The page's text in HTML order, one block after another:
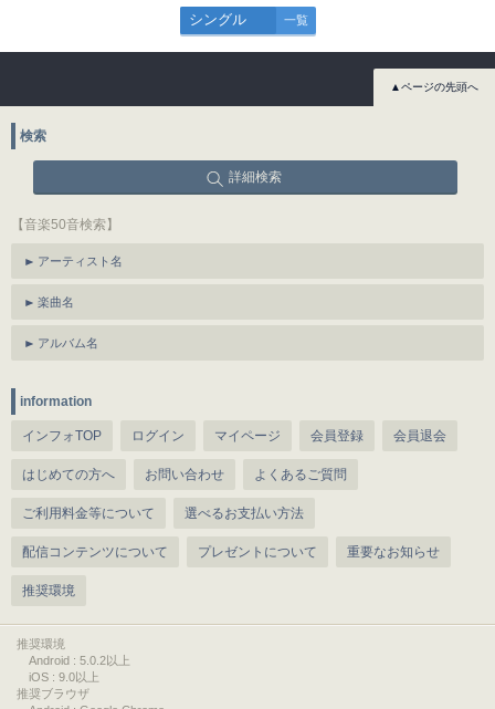
シングル 一覧
▲ページの先頭へ
検索
詳細検索
【音楽50音検索】
アーティスト名
楽曲名
アルバム名
information
インフォTOP ログイン マイページ 会員登録 会員退会
はじめての方へ お問い合わせ よくあるご質問
ご利用料金等について 選べるお支払い方法
配信コンテンツについて プレゼントについて 重要なお知らせ
推奨環境
推奨環境
Android : 5.0.2以上
iOS : 9.0以上
推奨ブラウザ